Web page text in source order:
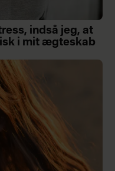
indså jeg, at
i mit ægteskab